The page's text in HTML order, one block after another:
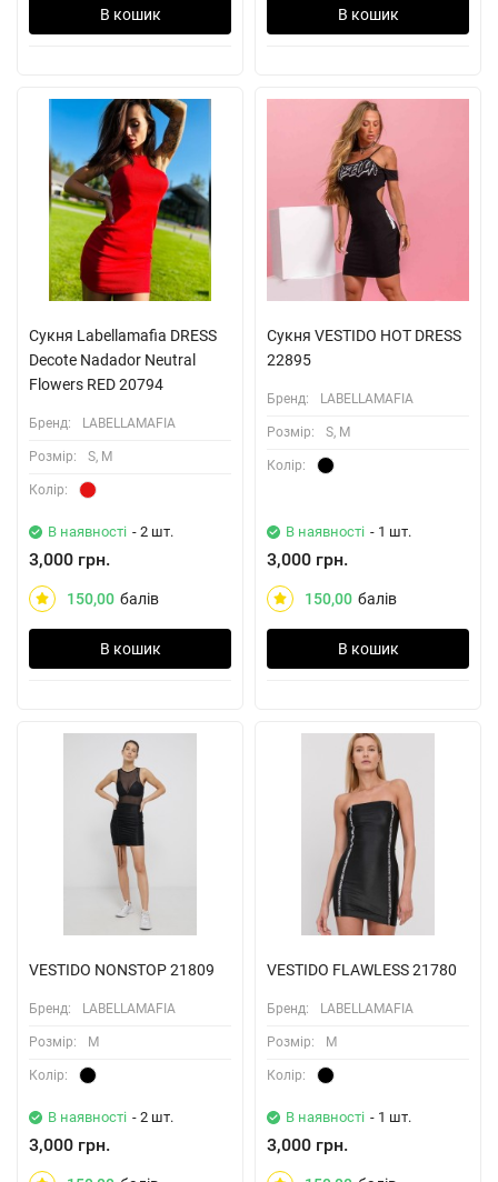
В кошик В кошик
Сукня Labellamafia DRESS
Decote Nadador Neutral
Flowers RED 20794
Бренд: LABELLAMAFIA
Розмiр: S, M
Колiр:
В наявності - 2 шт.
3,000 грн.
150,00 балів
В кошик
Сукня VESTIDO HOT DRESS
22895
Бренд: LABELLAMAFIA
Розмiр: S, M
Колiр:
В наявності - 1 шт.
3,000 грн.
150,00 балів
В кошик
VESTIDO NONSTOP 21809
Бренд: LABELLAMAFIA
Розмiр: M
Колiр:
В наявності - 2 шт.
3,000 грн.
VESTIDO FLAWLESS 21780
Бренд: LABELLAMAFIA
Розмiр: M
Колiр:
В наявності - 1 шт.
3,000 грн.